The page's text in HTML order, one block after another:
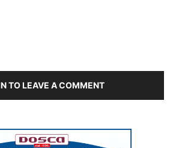
TO LEAVE A COMMENT